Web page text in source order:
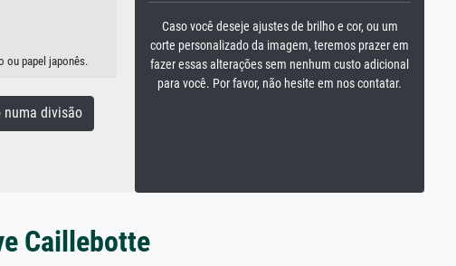
ou papel japonês.
divisão
Caso você deseje ajustes de brilho e cor, ou um
corte personalizado da imagem, teremos prazer em
fazer essas alterações sem nenhum custo adicional
para você. Por favor, não hesite em nos contatar.
Caillebotte